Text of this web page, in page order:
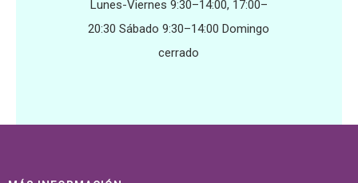
Lunes-Viernes 9:30–14:00, 17:00–
20:30 Sábado 9:30–14:00 Domingo
cerrado